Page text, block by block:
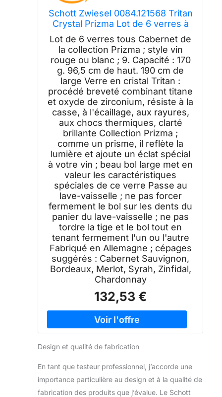
Schott Zwiesel 0084.121568 Tritan
Crystal Prizma Lot de 6 verres à
pied Cabernet
Lot de 6 verres tous Cabernet de
la collection Prizma ; style vin
rouge ou blanc ; 9. Capacité : 170
g. 96,5 cm de haut. 190 cm de
large Verre en cristal Tritan :
procédé breveté combinant titane
et oxyde de zirconium, résiste à la
casse, à l'écaillage, aux rayures,
aux chocs thermiques, clarté
brillante Collection Prizma ;
comme un prisme, il reflète la
lumière et ajoute un éclat spécial
à votre vin ; beau bol large met en
valeur les caractéristiques
spéciales de ce verre Passe au
lave-vaisselle ; ne pas forcer
fermement le bol sur les dents du
panier du lave-vaisselle ; ne pas
tordre la tige et le bol tout en
tenant fermement l'un ou l'autre
Fabriqué en Allemagne ; cépages
suggérés : Cabernet Sauvignon,
Bordeaux, Merlot, Syrah, Zinfidal,
Chardonnay
132,53 €
Design et qualité de fabrication
En tant que testeur professionnel, j’accorde une
importance particulière au design et à la qualité de
fabrication des produits que j’évalue. Le Schott